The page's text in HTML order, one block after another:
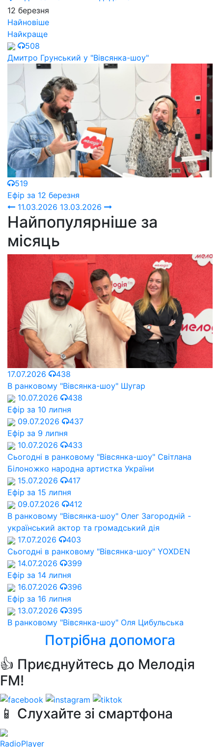
12 березня
Найновіше
Найкраще
508
Дмитро Грунський у "Вівсянка-шоу"
519
Ефір за 12 березня
11.03.2026 13.03.2026
Найпопулярніше за
місяць
17.07.2026
438
В ранковому "Вівсянка-шоу" Шугар
10.07.2026
438
Ефір за 10 липня
09.07.2026
437
Ефір за 9 липня
10.07.2026
433
Сьогодні в ранковому "Вівсянка-шоу" Cвітлана
Білоножко народна артистка України
15.07.2026
417
Ефір за 15 липня
09.07.2026
412
В ранковому "Вівсянка-шоу" Олег Загородній -
український актор та громадський дія
17.07.2026
403
Сьогодні в ранковому "Вівсянка-шоу" YOXDEN
14.07.2026
399
Ефір за 14 липня
16.07.2026
396
Ефір за 16 липня
13.07.2026
395
В ранковому "Вівсянка-шоу" Оля Цибульська
Потрібна допомога
👍 Приєднуйтесь до Мелодія
FM!
📱 Слухайте зі смартфона
RadioPlayer